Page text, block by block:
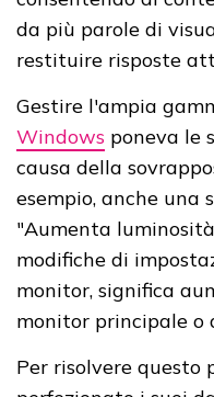
da più parole di
restituire risposte
Gestire l'ampia
Windows poneva le
causa della
esempio, anche una
"Aumenta
modifiche di
monitor, significa
monitor principale o
Per risolvere questo